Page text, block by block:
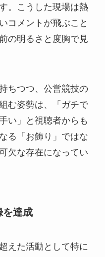
。こうした現場は熱
コメントが飛ぶこと
の明るさと度胸で見
ちつつ、公営競技の
む姿勢は、「ガチで
い」と視聴者からも
る「お飾り」ではな
欠な存在になってい
を達成
えた活動として特に